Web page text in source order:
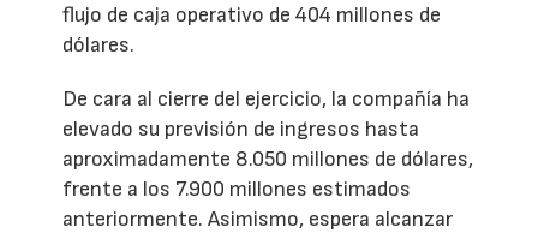
flujo de caja operativo de 404 millones de
dólares.
De cara al cierre del ejercicio, la compañía ha
elevado su previsión de ingresos hasta
aproximadamente 8.050 millones de dólares,
frente a los 7.900 millones estimados
anteriormente. Asimismo, espera alcanzar